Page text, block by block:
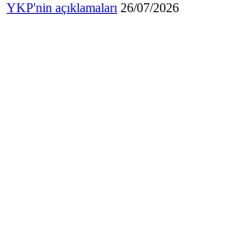
YKP'nin açıklamaları 26/07/2026